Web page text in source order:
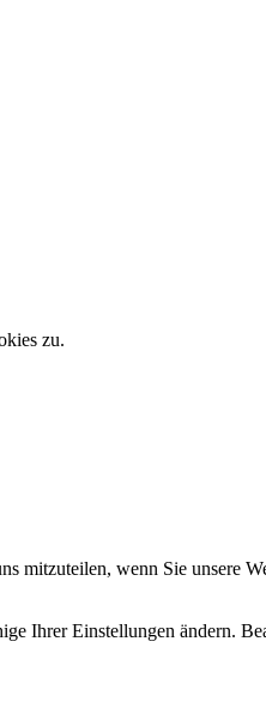
zu.
wenn Sie unsere
Ihrer Einstellungen ändern.